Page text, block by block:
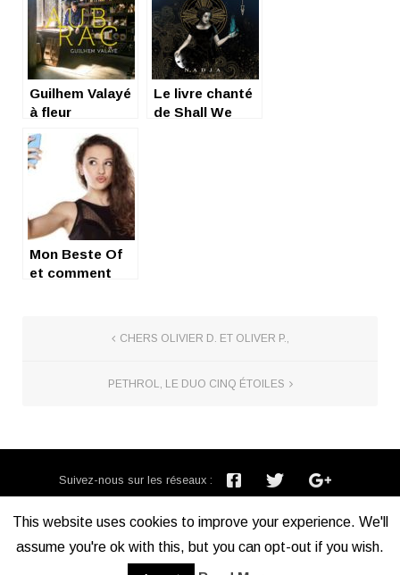
Guilhem Valayé
à fleur
d’Aubrac, EP 6
titres et
Interview
Le livre chanté
de Shall We
Mon Beste Of
et comment
CHERS OLIVIER D. ET OLIVER P.,
PETHROL, LE DUO CINQ ÉTOILES
Suivez-nous sur les réseaux :
This website uses cookies to improve your experience. We'll
assume you're ok with this, but you can opt-out if you wish.